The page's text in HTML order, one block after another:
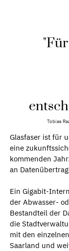
Tobias
Glasfaser ist für
eine
kommenden
an
Ein Gigabit-
der Abwasser-
Bestandteil der
die
mit den
Saarland und